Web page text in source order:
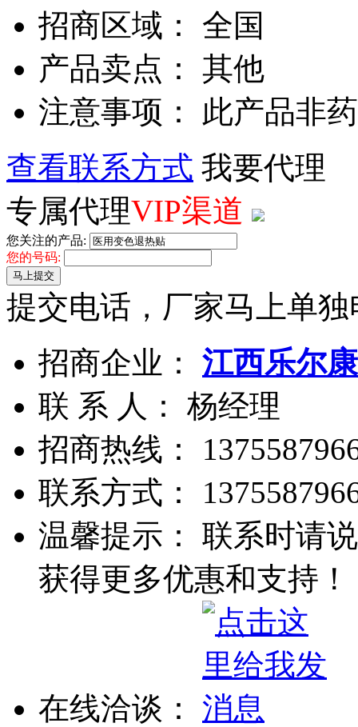
招商区域： 全国
产品卖点： 其他
注意事项： 此产品非
查看联系方式 我要代理
专属代理VIP渠道
您关注的产品:
您的号码:
马上提交
提交电话，厂家马上单
招商企业： 江西乐尔
联 系 人： 杨经理
招商热线：
联系方式：
温馨提示： 联系时请
获得更多优惠和支持！
在线洽谈：